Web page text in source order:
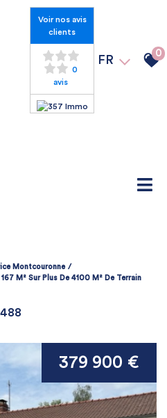
Voir nos avis
clients
0
avis
FR
0
Montcouronne
167 M² Sur Plus De 4100 M² De Terrain
379 900 €